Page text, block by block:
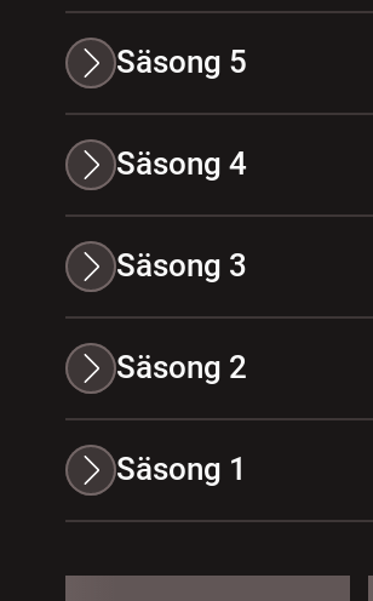
Säsong 5
Säsong 4
Säsong 3
Säsong 2
Säsong 1